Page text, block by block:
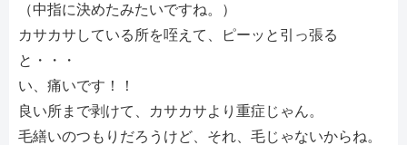
（中指に決めたみたいですね。）
カサカサしている所を咥えて、ピーッと引っ張る
と・・・
い、痛いです！！
良い所まで剥けて、カサカサより重症じゃん。
毛繕いのつもりだろうけど、それ、毛じゃないからね。